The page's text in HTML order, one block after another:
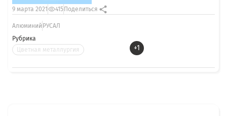
Рубрика
Цветная металлургия
+1
9 марта 2021 415 Поделиться
Алюминий РУСАЛ